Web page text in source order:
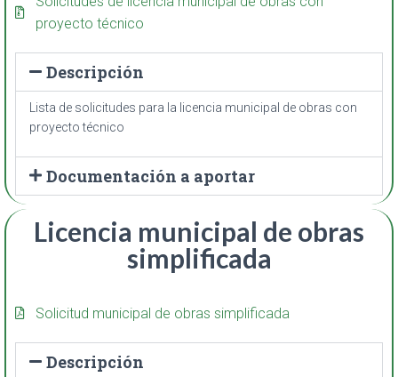
proyecto técnico
Descripción
Lista de solicitudes para la licencia municipal de obras con
proyecto técnico
Documentación a aportar
Licencia municipal de obras
simplificada
Solicitud municipal de obras simplificada
Descripción